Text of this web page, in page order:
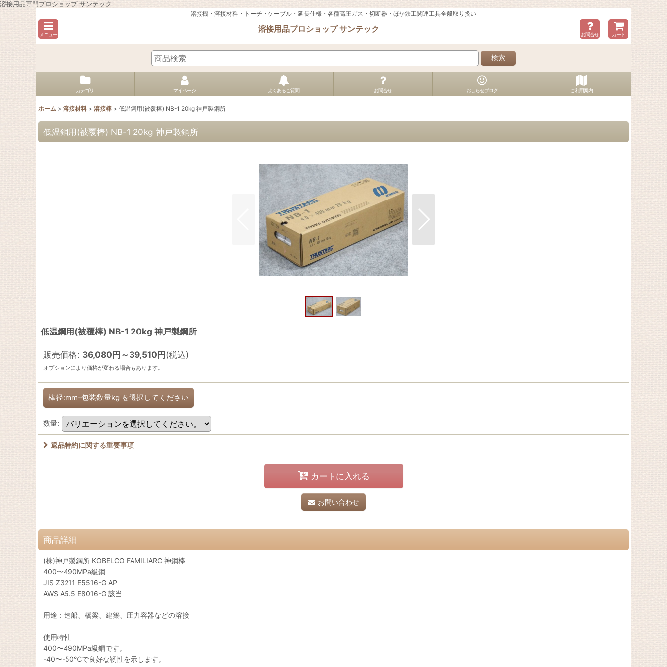
溶接用品専門プロショップ サンテック
溶接機・溶接材料・トーチ・ケーブル・延長仕様・各種高圧ガス・切断器・ほか鉄工関連工具全般取り扱い
メニュー
溶接用品プロショップ サンテック
お問合せ カート
検索
カテゴリ マイページ よくあるご質問 お問合せ おしらせブログ ご利用案内
ホーム > 溶接材料 > 溶接棒 > 低温鋼用(被覆棒) NB-1 20kg 神戸製鋼所
低温鋼用(被覆棒) NB-1 20kg 神戸製鋼所
低温鋼用(被覆棒) NB-1 20kg 神戸製鋼所
販売価格: 36,080円～39,510円(税込)
オプションにより価格が変わる場合もあります。
棒径:mm-包装数量kg を選択してください
数量:
返品特約に関する重要事項
カートに入れる
お問い合わせ
商品詳細
(株)神戸製鋼所 KOBELCO FAMILIARC 神鋼棒
400〜490MPa級鋼
JIS Z3211 E5516-G AP
AWS A5.5 E8016-G 該当
用途：造船、橋梁、建築、圧力容器などの溶接
使用特性
400〜490MPa級鋼です。
-40〜-50℃で良好な靭性を示します。